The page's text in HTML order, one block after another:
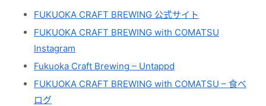
FUKUOKA CRAFT BREWING 公式サイト
FUKUOKA CRAFT BREWING with COMATSU
Instagram
Fukuoka Craft Brewing – Untappd
FUKUOKA CRAFT BREWING with COMATSU – 食べ
ログ